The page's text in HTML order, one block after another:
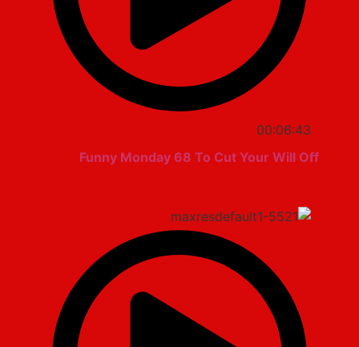
00:06:43
Funny Monday 68 To Cut Your Will Off